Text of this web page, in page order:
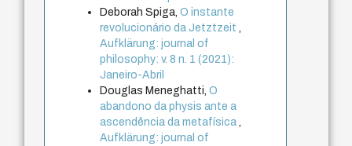
Deborah Spiga,O instante
revolucionário da Jetztzeit
Aufklärung: journal of
philosophy: v. 8 n. 1 (2021):
Janeiro-Abril
Douglas Meneghatti,O
abandono da physis ante a
ascendência da metafísica
Aufklärung: journal of